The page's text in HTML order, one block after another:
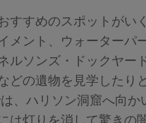
すすめのスポットがい
メント、ウォーターパ
ルソンズ・ドックヤー
どの遺物を見学したり
、ハリソン洞窟へ向